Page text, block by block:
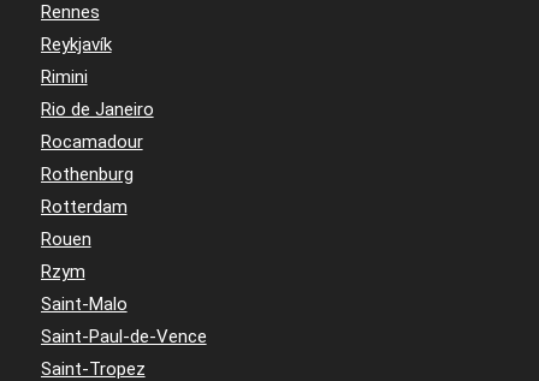
Rennes
Reykjavík
Rimini
Rio de Janeiro
Rocamadour
Rothenburg
Rotterdam
Rouen
Rzym
Saint-Malo
Saint-Paul-de-Vence
Saint-Tropez